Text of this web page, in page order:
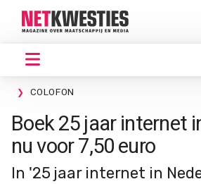
COLOFON
Boek 25 jaar internet
nu voor 7,50 euro
In '25 jaar internet in